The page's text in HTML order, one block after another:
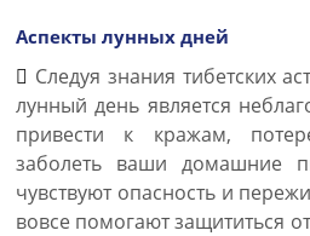
Аспекты лунных дней
Следуя знания тибетских
лунный день является
привести к кражам,
заболеть ваши домашние
чувствуют опасность и
вовсе помогают защититься